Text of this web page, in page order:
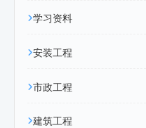
学习资料
安装工程
市政工程
建筑工程